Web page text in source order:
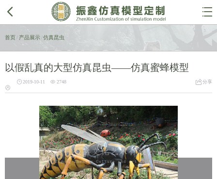
 
首页 产品展示/仿真昆虫
以假乱真的大型仿真昆虫——仿真蜜蜂模型

 2019-10-11  2748 分享